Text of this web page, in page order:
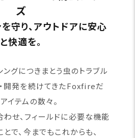
ズ
守り、アウトドアに安心
と快適を。
ングにつきまとう虫のトラブル
開発を続けてきたFoxfireだ
イテムの数々。
せ、フィールドに必要な機能
で、今までもこれからも、